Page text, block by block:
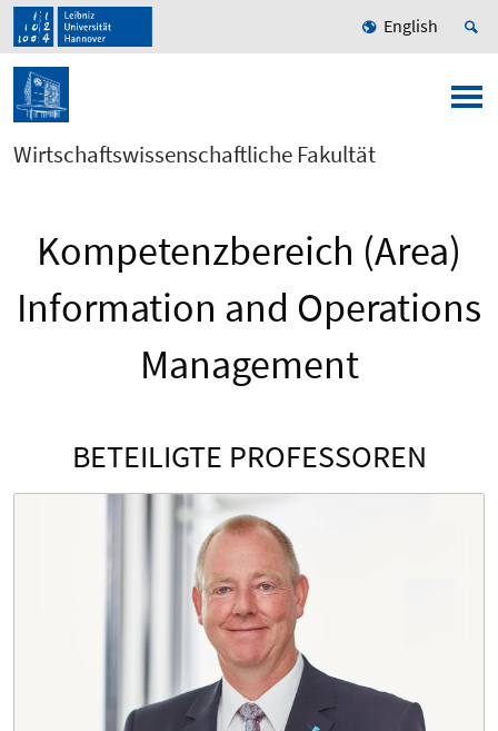
English
Wirtschaftswissenschaftliche Fakultät
Kompetenzbereich (Area)
Information and Operations
Management
BETEILIGTE PROFESSOREN